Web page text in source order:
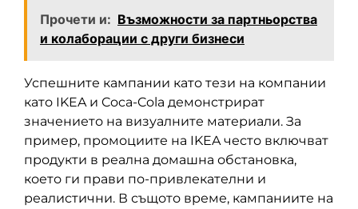
Прочети и: Възможности за партньорства
и колаборации с други бизнеси
Успешните кампании като тези на компании
като IKEA и Coca-Cola демонстрират
значението на визуалните материали. За
пример, промоциите на IKEA често включват
продукти в реална домашна обстановка,
което ги прави по-привлекателни и
реалистични. В същото време, кампаниите на